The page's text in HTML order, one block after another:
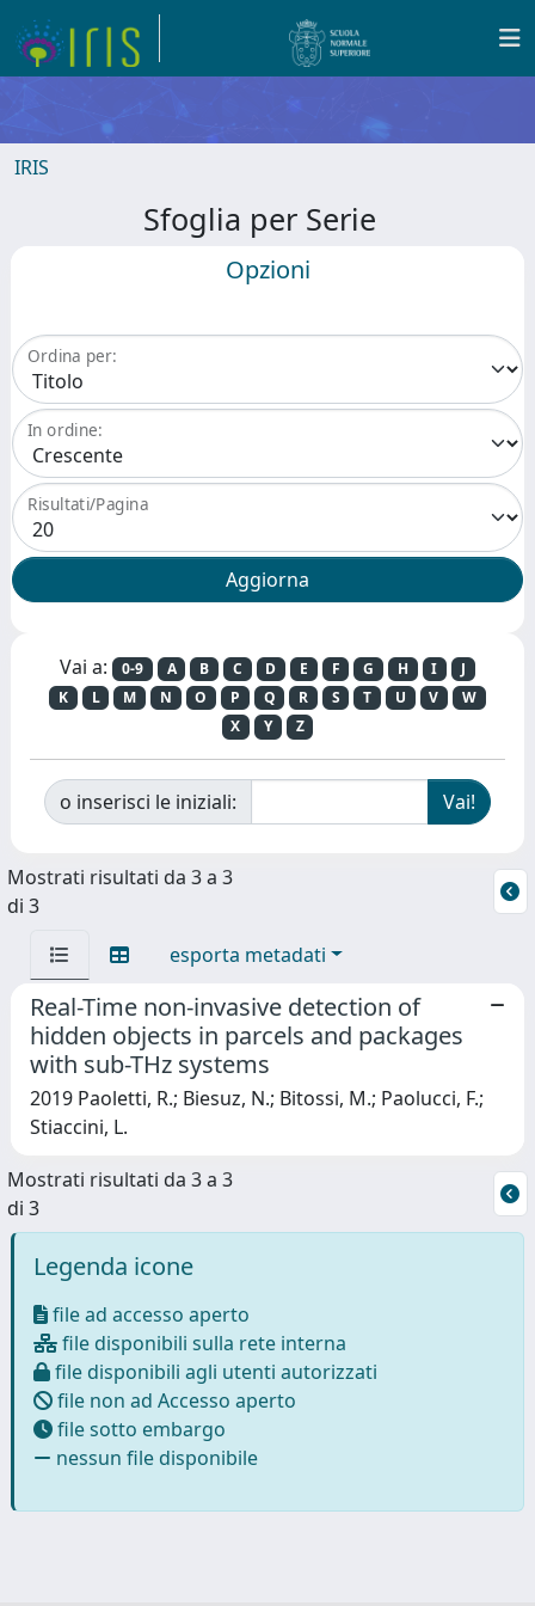
IRIS
Sfoglia per Serie
Opzioni
Ordina per:
In ordine:
Risultati/Pagina
Vai a: 0-9 A B C D E F G H I
J
K
L M N O P Q R S T U V
W
X
Y Z
o inserisci le iniziali:
Mostrati risultati da 3 a 3
di 3
esporta metadati
Real-Time non-invasive detection of
hidden objects in parcels and packages
with sub-THz systems
2019 Paoletti, R.; Biesuz, N.; Bitossi, M.; Paolucci, F.;
Stiaccini, L.
Mostrati risultati da 3 a 3
di 3
Legenda icone
file ad accesso aperto
file disponibili sulla rete interna
file disponibili agli utenti autorizzati
file non ad Accesso aperto
file sotto embargo
nessun file disponibile